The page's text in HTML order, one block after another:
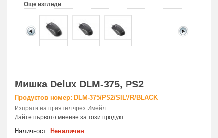
Още изгледи
Мишка Delux DLM-375, PS2
Продуктов номер: DLM-375/PS2/SILVR/BLACK
Изпрати на приятел чрез Имейл
Дайте първото мнение за този продукт
Наличност: Неналичен